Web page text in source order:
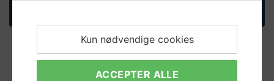
Kun nødvendige cookies
ACCEPTER ALLE